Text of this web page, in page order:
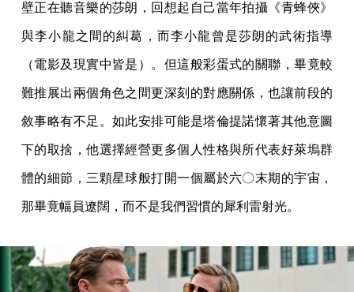
壁正在聽音樂的莎朗，回想起自己當年拍攝《青蜂俠》
與李小龍之間的糾葛，而李小龍曾是莎朗的武術指導
（電影及現實中皆是）。但這般彩蛋式的關聯，畢竟較
難推展出兩個角色之間更深刻的對應關係，也讓前段的
敘事略有不足。如此安排可能是塔倫提諾懷著其他意圖
下的取捨，他選擇經營更多個人性格與所代表好萊塢群
體的細節，三顆星球般打開一個屬於六〇末期的宇宙，
那畢竟幅員遼闊，而不是我們習慣的犀利雷射光。